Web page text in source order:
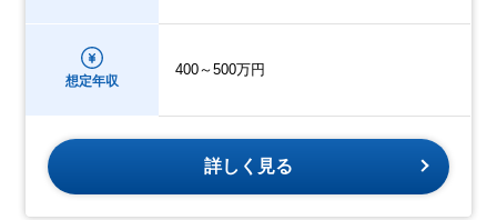
想定年収
400～500万円
詳しく見る